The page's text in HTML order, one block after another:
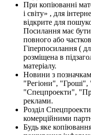
При копіюванні
і світу» , для
відкрите для
Посилання має бути
повного або
Гіперпосилання (
розміщена в
матеріалу.
Новини з
"Регіони",
"Спецпроекти",
реклами.
Розділ
комерційними
Будь яке